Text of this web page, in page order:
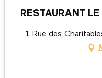
RESTAURANT
1 Rue des